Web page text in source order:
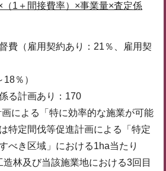
1＋間接費率）×事業量×査定係
費（雇用契約あり：21％、雇用契
％）
る計画あり：170
による「特に効率的な施業が可能
特定間伐等促進計画による「特定
べき区域」における1ha当たり
林及び当該施業地における3回目